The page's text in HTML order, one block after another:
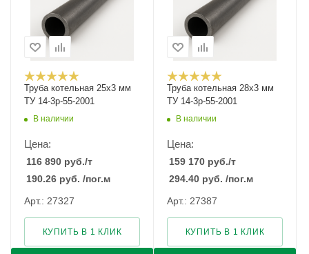
Труба котельная 25х3 мм
ТУ 14-3р-55-2001
В наличии
Цена:
116 890 руб./т
190.26 руб. /пог.м
Арт.: 27327
КУПИТЬ В 1 КЛИК
Труба котельная 28х3 мм
ТУ 14-3р-55-2001
В наличии
Цена:
159 170 руб./т
294.40 руб. /пог.м
Арт.: 27387
КУПИТЬ В 1 КЛИК